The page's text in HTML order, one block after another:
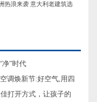
热浪来袭 意大利老建筑选
净”时代
调焕新节:好空气,用四
打开方式，让孩子的